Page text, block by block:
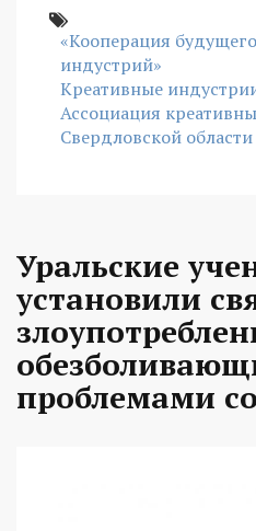
«Кооперация
индустрий»
Креативные
Ассоциация
Свердловской области
Уральские
установили
проблемами